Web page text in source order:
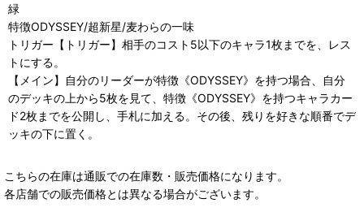
緑
特徴ODYSSEY/超新星/麦わらの一味
トリガー【トリガー】相手のコスト5以下のキャラ1枚までを、レス
トにする。
【メイン】自分のリーダーが特徴《ODYSSEY》を持つ場合、自分
のデッキの上から5枚を見て、特徴《ODYSSEY》を持つキャラカー
ド2枚までを公開し、手札に加える。その後、残りを好きな順番でデ
ッキの下に置く。
こちらの在庫は通販での在庫数・販売価格になります。
各店舗での販売価格とは異なる場合がございます。